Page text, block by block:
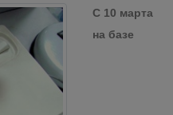
С 10 марта
на базе